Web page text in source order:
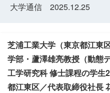
大学通信 2025.12.25
芝浦工業大学（東京都江東
学部・蘆澤雄亮教授（動態
工学研究科 修士課程の学生
都江東区／代表取締役社長